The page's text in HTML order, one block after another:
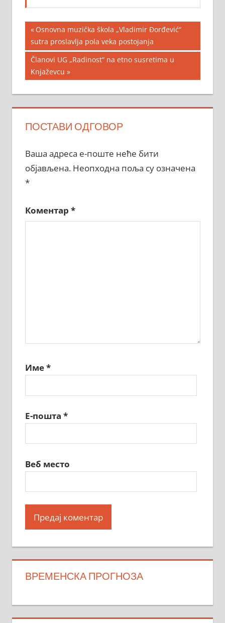
Кретање
чланка
Previous
Post:
Osnovna muzička škola „Vladimir Đorđević“
sutra proslavlja pola veka postojanja
Next
Post:
Članovi UG „Radinost“ na etno susretima u
Knjaževcu
ПОСТАВИ ОДГОВОР
Ваша адреса е-поште неће бити
објављена. Неопходна поља су означена
*
Коментар *
Име*
Е-пошта *
Веб место
ВРЕМЕНСКА ПРОГНОЗА